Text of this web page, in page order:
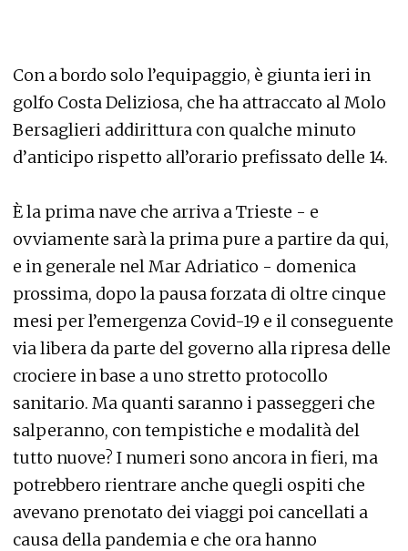
Con a bordo solo l’equipaggio, è giunta ieri in
golfo Costa Deliziosa, che ha attraccato al Molo
Bersaglieri addirittura con qualche minuto
d’anticipo rispetto all’orario prefissato delle 14.
È la prima nave che arriva a Trieste - e
ovviamente sarà la prima pure a partire da qui,
e in generale nel Mar Adriatico - domenica
prossima, dopo la pausa forzata di oltre cinque
mesi per l’emergenza Covid-19 e il conseguente
via libera da parte del governo alla ripresa delle
crociere in base a uno stretto protocollo
sanitario. Ma quanti saranno i passeggeri che
salperanno, con tempistiche e modalità del
tutto nuove? I numeri sono ancora in fieri, ma
potrebbero rientrare anche quegli ospiti che
avevano prenotato dei viaggi poi cancellati a
causa della pandemia e che ora hanno